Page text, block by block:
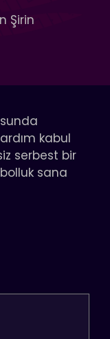
Şirin
kabul
serbest bir
sana